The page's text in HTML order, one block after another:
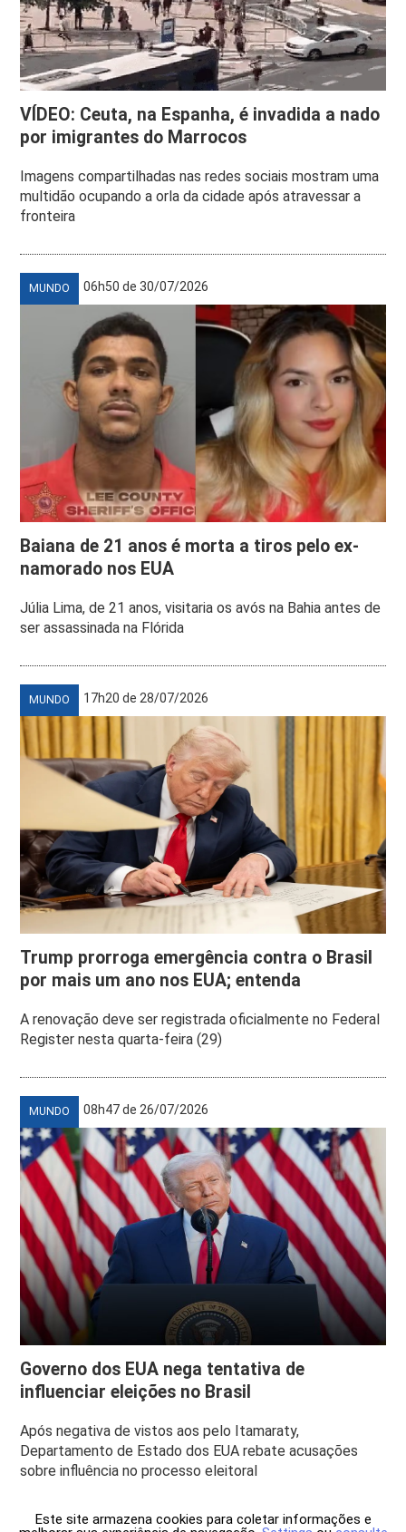
VÍDEO: Ceuta, na Espanha, é invadida a nado
por imigrantes do Marrocos
Imagens compartilhadas nas redes sociais mostram uma
multidão ocupando a orla da cidade após atravessar a
fronteira
MUNDO 06h50 de 30/07/2026
Baiana de 21 anos é morta a tiros pelo ex-
namorado nos EUA
Júlia Lima, de 21 anos, visitaria os avós na Bahia antes de
ser assassinada na Flórida
MUNDO 17h20 de 28/07/2026
Trump prorroga emergência contra o Brasil
por mais um ano nos EUA; entenda
A renovação deve ser registrada oficialmente no Federal
Register nesta quarta-feira (29)
MUNDO 08h47 de 26/07/2026
Governo dos EUA nega tentativa de
influenciar eleições no Brasil
Após negativa de vistos aos pelo Itamaraty,
Departamento de Estado dos EUA rebate acusações
sobre influência no processo eleitoral
Este site armazena cookies para coletar informações e